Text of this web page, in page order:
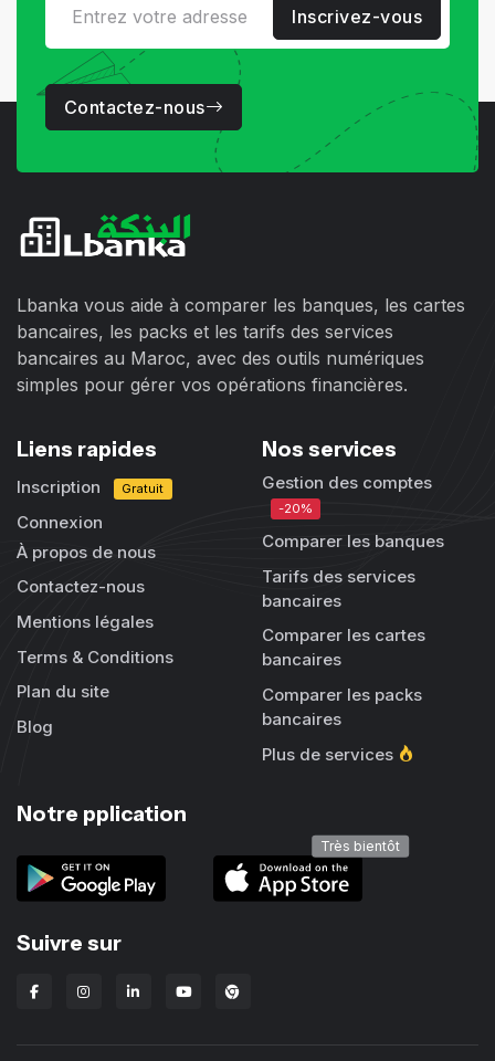
Inscrivez-vous
Contactez-nous
Lbanka vous aide à comparer les banques, les cartes
bancaires, les packs et les tarifs des services
bancaires au Maroc, avec des outils numériques
simples pour gérer vos opérations financières.
Liens rapides
Inscription Gratuit
Connexion
À propos de nous
Contactez-nous
Mentions légales
Terms & Conditions
Plan du site
Blog
Nos services
Gestion des comptes
-20%
Comparer les banques
Tarifs des services
bancaires
Comparer les cartes
bancaires
Comparer les packs
bancaires
Plus de services
Notre pplication
Très bientôt
Suivre sur
Extension Chrome Lbanka